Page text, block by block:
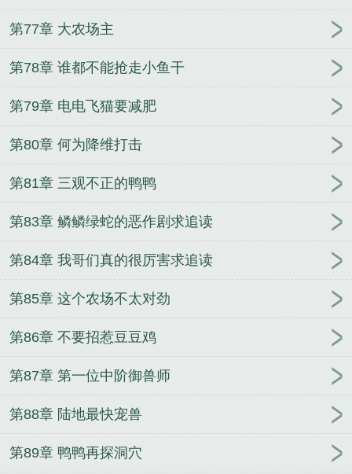
第77章 大农场主
第78章 谁都不能抢走小鱼干
第79章 电电飞猫要减肥
第80章 何为降维打击
第81章 三观不正的鸭鸭
第83章 鳞鳞绿蛇的恶作剧求追读
第84章 我哥们真的很厉害求追读
第85章 这个农场不太对劲
第86章 不要招惹豆豆鸡
第87章 第一位中阶御兽师
第88章 陆地最快宠兽
第89章 鸭鸭再探洞穴